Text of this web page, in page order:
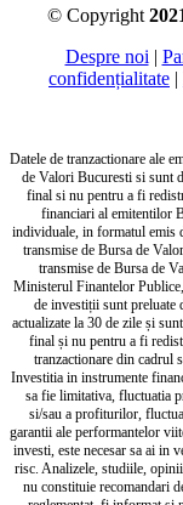
© Copyright
Despre noi |
confidențialitate |
Datele de tranzactionare ale
de Valori Bucuresti si sunt
final si nu pentru a fi
financiari al emitentilor
individuale, in formatul emis
transmise de Bursa de
transmise de Bursa de
Ministerul Finantelor
de investiții sunt
actualizate la 30 de zile și
final și nu pentru a fi
tranzactionare din cadrul
Investitia in instrumente
sa fie limitativa, fluctuatia
si/sau a profiturilor,
garantii ale performantelor
investi, este necesar sa ai in
risc. Analizele, studiile,
nu constituie recomandari